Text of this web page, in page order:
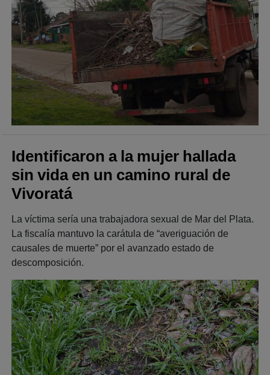
Identificaron a la mujer hallada
sin vida en un camino rural de
Vivoratá
La víctima sería una trabajadora sexual de Mar del Plata.
La fiscalía mantuvo la carátula de “averiguación de
causales de muerte” por el avanzado estado de
descomposición.